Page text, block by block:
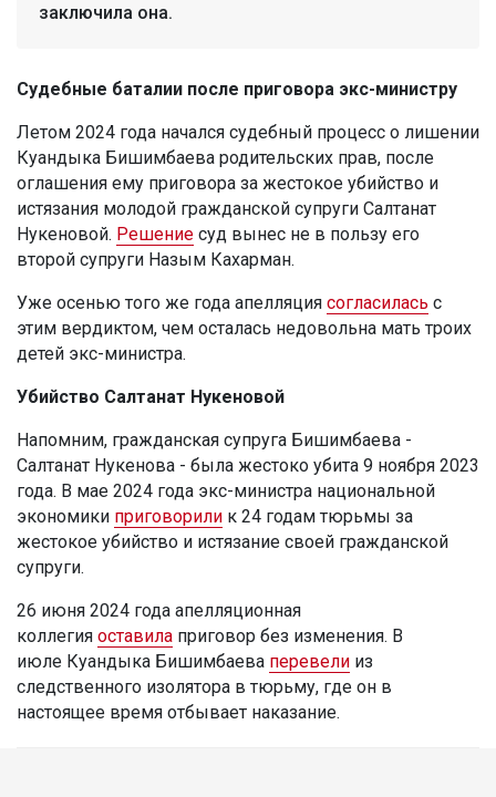
заключила она.
Судебные баталии после приговора экс-министру
Летом 2024 года начался судебный процесс о лишении
Куандыка Бишимбаева родительских прав, после
оглашения ему приговора за жестокое убийство и
истязания молодой гражданской супруги Салтанат
Нукеновой. Решение суд вынес не в пользу его
второй супруги Назым Кахарман.
Уже осенью того же года апелляция согласилась с
этим вердиктом, чем осталась недовольна мать троих
детей экс-министра.
Убийство Салтанат Нукеновой
Напомним, гражданская супруга Бишимбаева -
Салтанат Нукенова - была жестоко убита 9 ноября 2023
года. В мае 2024 года экс-министра национальной
экономики приговорили к 24 годам тюрьмы за
жестокое убийство и истязание своей гражданской
супруги.
26 июня 2024 года апелляционная
коллегия оставила приговор без изменения. В
июле Куандыка Бишимбаева перевели из
следственного изолятора в тюрьму, где он в
настоящее время отбывает наказание.